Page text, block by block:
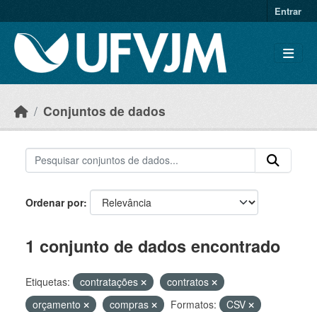
Entrar
Conjuntos de dados
Ordenar por
1 conjunto de dados encontrado
Etiquetas: contratações
contratos
orçamento
compras Formatos:
CSV